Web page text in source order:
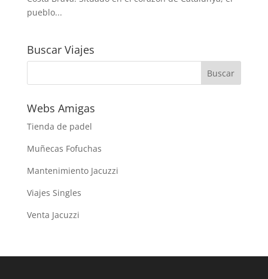
pueblo...
Buscar Viajes
Webs Amigas
Tienda de padel
Muñecas Fofuchas
Mantenimiento Jacuzzi
Viajes Singles
Venta Jacuzzi